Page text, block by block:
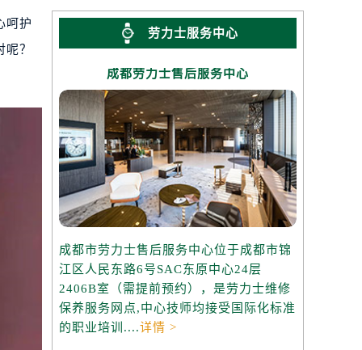
呵护
？
劳力士服务中心
成都劳力士售后服务中心
成都市劳力士售后服务中心位于成都市锦
江区人民东路6号SAC东原中心24层
2406B室（需提前预约），是劳力士维修
保养服务网点,中心技师均接受国际化标准
的职业培训....详情 >